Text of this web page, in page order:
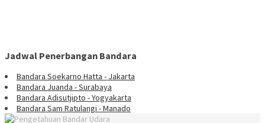
Jadwal Penerbangan Bandara
Bandara Soekarno Hatta - Jakarta
Bandara Juanda - Surabaya
Bandara Adisutjipto - Yogyakarta
Bandara Sam Ratulangi - Manado